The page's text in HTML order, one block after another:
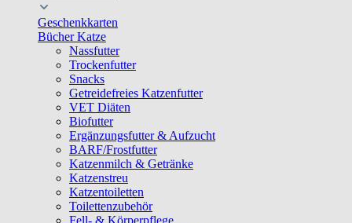
Geschenkkarten
Bücher Katze
Nassfutter
Trockenfutter
Snacks
Getreidefreies Katzenfutter
VET Diäten
Biofutter
Ergänzungsfutter & Aufzucht
BARF/Frostfutter
Katzenmilch & Getränke
Katzenstreu
Katzentoiletten
Toilettenzubehör
Fell- & Körperpflege